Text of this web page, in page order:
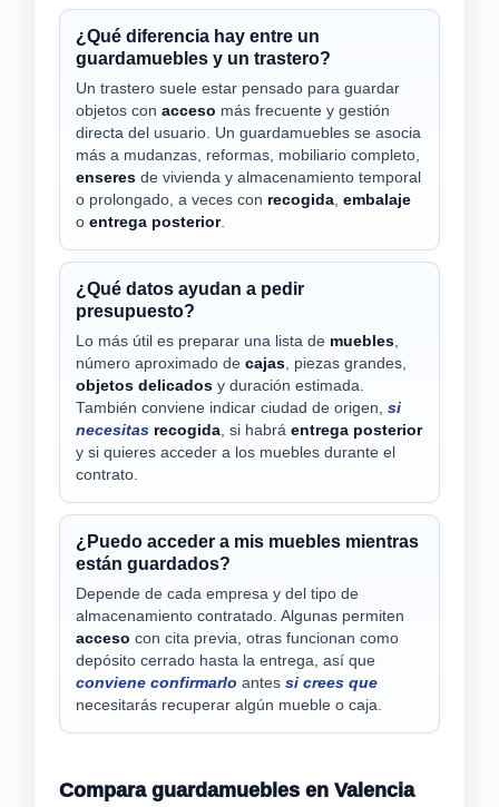
¿Qué diferencia hay entre un
guardamuebles y un trastero?
Un trastero suele estar pensado para guardar
objetos con acceso más frecuente y gestión
directa del usuario. Un guardamuebles se asocia
más a mudanzas, reformas, mobiliario completo,
enseres de vivienda y almacenamiento temporal
o prolongado, a veces con recogida, embalaje
o entrega posterior.
¿Qué datos ayudan a pedir
presupuesto?
Lo más útil es preparar una lista de muebles,
número aproximado de cajas, piezas grandes,
objetos delicados y duración estimada.
También conviene indicar ciudad de origen, si
necesitas recogida, si habrá entrega posterior
y si quieres acceder a los muebles durante el
contrato.
¿Puedo acceder a mis muebles mientras
están guardados?
Depende de cada empresa y del tipo de
almacenamiento contratado. Algunas permiten
acceso con cita previa, otras funcionan como
depósito cerrado hasta la entrega, así que
conviene confirmarlo antes si crees que
necesitarás recuperar algún mueble o caja.
Compara guardamuebles en Valencia